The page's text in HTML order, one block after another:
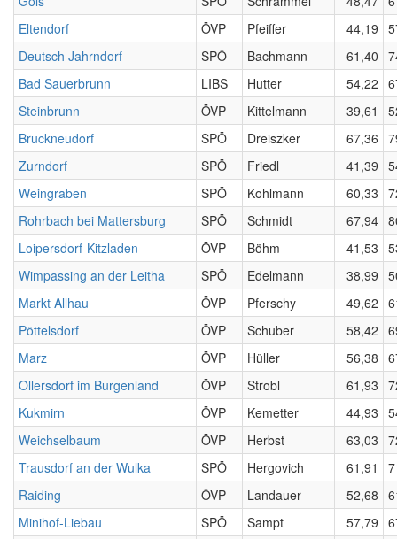
Eltendorf
ÖVP Pfeiffer 44,19
Deutsch Jahrndorf
SPÖ Bachmann 61,40
Bad Sauerbrunn
LIBS Hutter 54,22
Steinbrunn
ÖVP Kittelmann 39,61
Bruckneudorf
SPÖ Dreiszker 67,36
Zurndorf
SPÖ Friedl 41,39
Weingraben
SPÖ Kohlmann 60,33
Rohrbach bei Mattersburg
SPÖ Schmidt 67,94
Loipersdorf-Kitzladen
ÖVP Böhm 41,53
Wimpassing an der Leitha
SPÖ Edelmann 38,99
Markt Allhau
ÖVP Pferschy 49,62
Pöttelsdorf
ÖVP Schuber 58,42
Marz
ÖVP Hüller 56,38
Ollersdorf im Burgenland
ÖVP Strobl 61,93
Kukmirn
ÖVP Kemetter 44,93
Weichselbaum
ÖVP Herbst 63,03
Trausdorf an der Wulka
SPÖ Hergovich 61,91
Raiding
ÖVP Landauer 52,68
Minihof-Liebau
SPÖ Sampt 57,79